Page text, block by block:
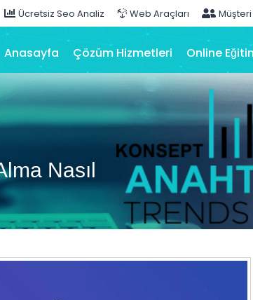
Ücretsiz Seo Analiz Web Araçları
Anasayfa Çözüm Hizmetleri Online
Nasıl